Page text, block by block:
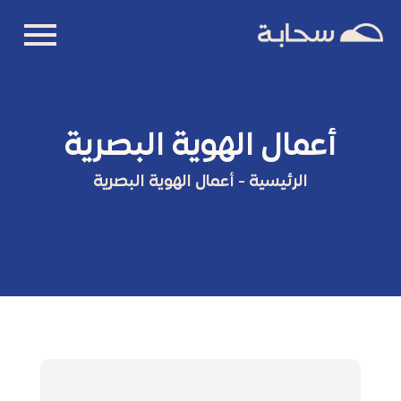
أعمال الهوية البصرية
الرئيسية - أعمال الهوية البصرية